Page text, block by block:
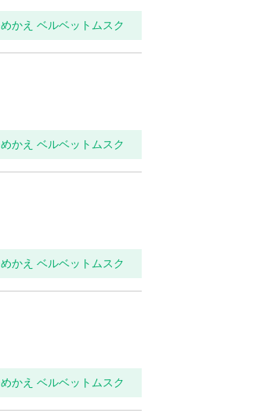
かえ ベルベットムスク
かえ ベルベットムスク
かえ ベルベットムスク
かえ ベルベットムスク